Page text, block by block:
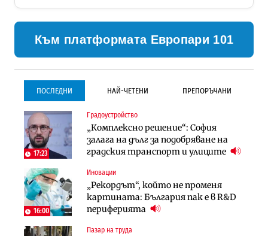
Към платформата Европари 101
ПОСЛЕДНИ НАЙ-ЧЕТЕНИ ПРЕПОРЪЧАНИ
17:23
Градоустройство
„Комплексно решение“: София
залага на дълг за подобряване на
градския транспорт и улиците
16:00
Иновации
„Рекордът“, който не променя
картината: България пак е в R&D
периферията
Пазар на труда
Градоустройство
Столична община избра
изпълнител за преместването на
трамвайното трасе по бул.
Инфраструктура
Проектирането на тунела под
Петрохан ще върви паралелно с
Инфраструктура
Проектирането на тунела под
Петрохан ще върви паралелно с
екологичните оценки
Компании
„Хювефарма“ подписа договор за
придобиване на Euroapi Italy
Финанси